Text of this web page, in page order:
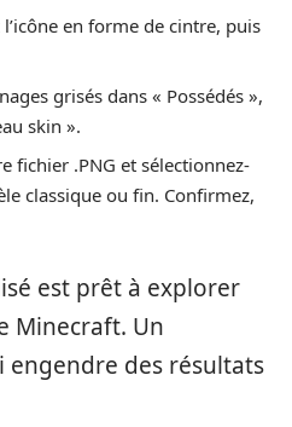
en forme de cintre, puis
grisés dans « Possédés »,
skin ».
fichier .PNG et sélectionnez-
classique ou fin. Confirmez,
est prêt à explorer
Minecraft. Un
engendre des résultats